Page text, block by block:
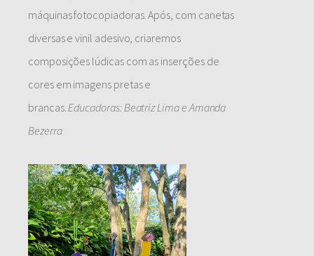
máquinas fotocopiadoras. Após, com canetas
diversas e vinil adesivo, criaremos
composições lúdicas com as inserções de
cores em imagens pretas e
brancas.Educadoras: Beatriz Lima e Amanda
Bezerra